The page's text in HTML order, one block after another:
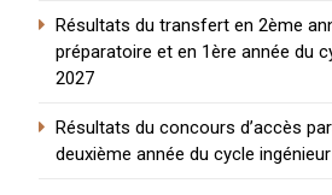
Résultats du transfert en 2ème
préparatoire et en 1ère année du
2027
Résultats du concours d’accès
deuxième année du cycle